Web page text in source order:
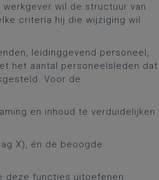
werkgever wil de structuur van
criteria hij die wijziging wil
leidinggevend personeel,
het aantal personeelsleden dat
Voor de
en inhoud te verduidelijken
X), én de beoogde
deze functies uitoefenen.